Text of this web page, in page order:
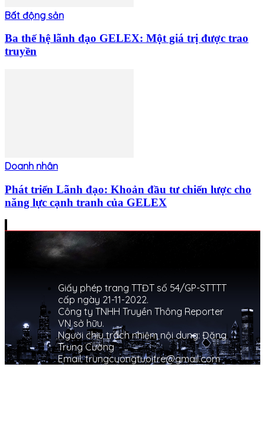
Bất động sản
Ba thế hệ lãnh đạo GELEX: Một giá trị được trao
truyền
Doanh nhân
Phát triển Lãnh đạo: Khoản đầu tư chiến lược cho
năng lực cạnh tranh của GELEX
Giấy phép trang TTĐT số 54/GP-STTTT
cấp ngày 21-11-2022.
Công ty TNHH Truyền Thông Reporter
VN sở hữu.
Người chịu trách nhiệm nội dung: Đặng
Trung Cường
Email: trungcuongtuoitre@gmail.com